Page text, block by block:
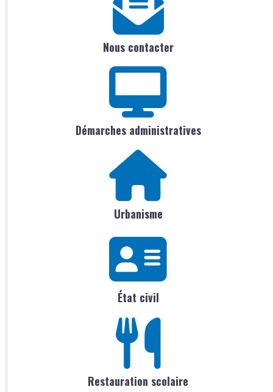
Nous contacter
Démarches administratives
Urbanisme
État civil
Restauration scolaire